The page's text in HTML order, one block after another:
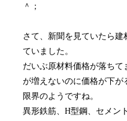
＾；
さて、新聞を見ていたら建
ていました。
だいぶ原材料価格が落ちて
が増えないのに価格が下が
限界のようですね。
異形鉄筋、H型鋼、セメン